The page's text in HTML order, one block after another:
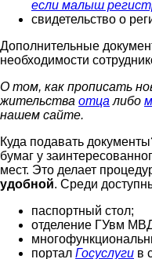
если малыш
свидетельство о
Дополнительные
необходимости
О том, как прописать
жительства отца либо
нашем сайте.
Куда подавать
бумаг у
мест. Это делает
удобной. Среди
паспортный стол;
отделение ГУвм
портал Госуслуги в